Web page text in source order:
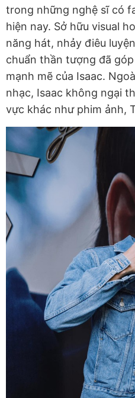
trong những nghệ sĩ có
hiện nay. Sở hữu visual
năng hát, nhảy điêu
chuẩn thần tượng đã
mạnh mẽ của Isaac.
nhạc, Isaac không ngại
vực khác như phim ảnh,